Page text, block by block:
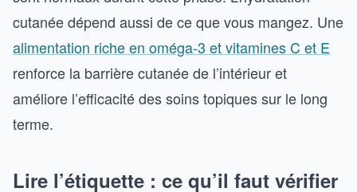
cutanée dépend aussi de ce que vous mangez. Une
alimentation riche en oméga-3 et vitamines C et E
renforce la barrière cutanée de l’intérieur et
améliore l’efficacité des soins topiques sur le long
terme.
Lire l’étiquette : ce qu’il faut vérifier